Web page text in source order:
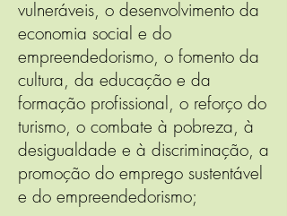
vulneráveis, o desenvolvimento da
economia social e do
empreendedorismo, o fomento da
cultura, da educação e da
formação profissional, o reforço do
turismo, o combate à pobreza, à
desigualdade e à discriminação, a
promoção do emprego sustentável
e do empreendedorismo;